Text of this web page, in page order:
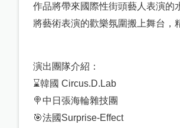
作品將帶來國際性街頭藝人表演的
將藝術表演的歡樂氛圍搬上舞台，
演出團隊介紹：
⌛韓國 Circus.D.Lab
🍭 中 日張海輪雜技團
🎯法國 Surprise-Effect